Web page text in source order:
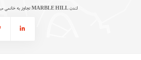
تجاوز به خانمی میانسال در پارک MARBLE HILL لندن